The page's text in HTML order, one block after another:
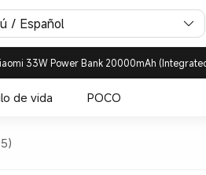
/ Español
33W Power Bank 20000mAh
de vida POCO